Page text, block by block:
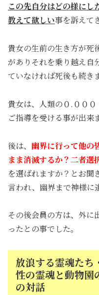
この先自分はどの様にし
教えて欲しい事を訴えて
貴女の生前の生き方が死
がありそれを乗り越え自
ていなければ死後も続き
貴女は、人類の０.００
ご指導を受ける事が出来
後は、 幽界に行って他の
まま消滅するか？二者選
を選ばれますか？とお聞
言われ、幽界まで神様に
その後会員の方は、外に
ったとの事でした。
放浪する霊魂たち
性の霊魂と動物園
の対話